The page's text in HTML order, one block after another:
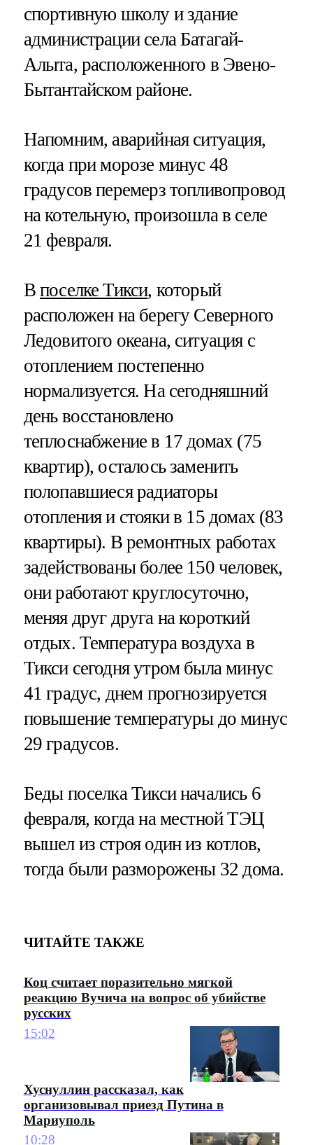
спортивную школу и здание
администрации села Батагай-
Алыта, расположенного в Эвено-
Бытантайском районе.
Напомним, аварийная ситуация,
когда при морозе минус 48
градусов перемерз топливопровод
на котельную, произошла в селе
21 февраля.
В поселке Тикси, который
расположен на берегу Северного
Ледовитого океана, ситуация с
отоплением постепенно
нормализуется. На сегодняшний
день восстановлено
теплоснабжение в 17 домах (75
квартир), осталось заменить
полопавшиеся радиаторы
отопления и стояки в 15 домах (83
квартиры). В ремонтных работах
задействованы более 150 человек,
они работают круглосуточно,
меняя друг друга на короткий
отдых. Температура воздуха в
Тикси сегодня утром была минус
41 градус, днем прогнозируется
повышение температуры до минус
29 градусов.
Беды поселка Тикси начались 6
февраля, когда на местной ТЭЦ
вышел из строя один из котлов,
тогда были разморожены 32 дома.
ЧИТАЙТЕ ТАКЖЕ
Коц считает поразительно мягкой
реакцию Вучича на вопрос об убийстве
русских
15:02
Хуснуллин рассказал, как
организовывал приезд Путина в
Мариуполь
10:28